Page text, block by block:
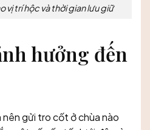
vị trí hộc và thời gian lưu giữ
hưởng đến
gửi tro cốt ở chùa nào